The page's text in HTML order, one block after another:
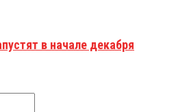
в начале декабря